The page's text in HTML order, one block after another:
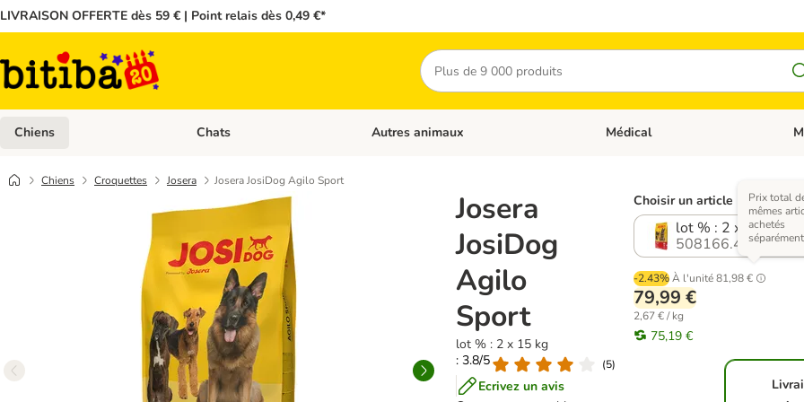
LIVRAISON OFFERTE dès 59 € | Point relais dès 0,49 €*
Rechercher
Chiens Dérouler les catégories: Chiens
Chats Dérouler les catégories: Chats
Autres animaux Dérouler les catégories: Autres
Médical
Chiens Croquettes Josera Josera JosiDog Agilo Sport
Josera
JosiDog
Agilo
Sport
lot % : 2 x 15 kg
: 3.8/5
(5)
Ecrivez un avis
Choisir un article (2
lot % : 2 x 15 kg
508166.4
-2.43% À l'unité 81,98 €
Prix total
mêmes
achetés
séparément
79,99 €
2,67 € / kg
75,19 €